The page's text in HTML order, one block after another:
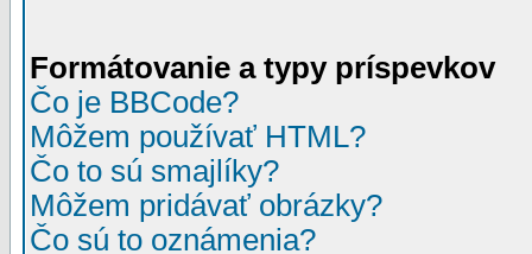
Formátovanie a typy príspevkov
Čo je BBCode?
Môžem používať HTML?
Čo to sú smajlíky?
Môžem pridávať obrázky?
Čo sú to oznámenia?